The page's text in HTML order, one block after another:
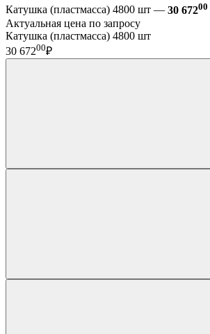
Катушка (пластмасса) 4800 шт — 30 67200
Актуальная цена по запросу
Катушка (пластмасса) 4800 шт
30 67200₽